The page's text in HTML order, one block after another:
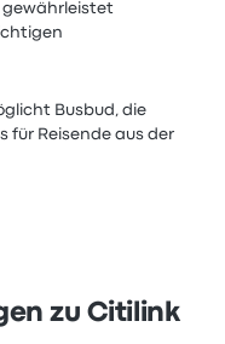
Busbud, die
für Reisende aus der
zu Citilink